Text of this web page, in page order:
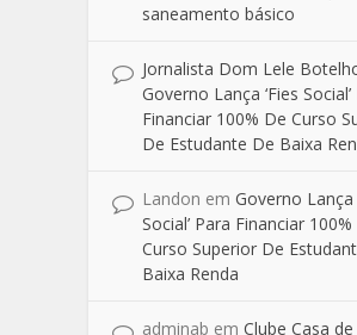
saneamento básico
Jornalista Dom Lele
Governo Lança ‘Fies Social’
Financiar 100% De Curso
De Estudante De Baixa
Landon em Governo Lança
Social’ Para Financiar
Curso Superior De
Baixa Renda
adminab em Clube Casa